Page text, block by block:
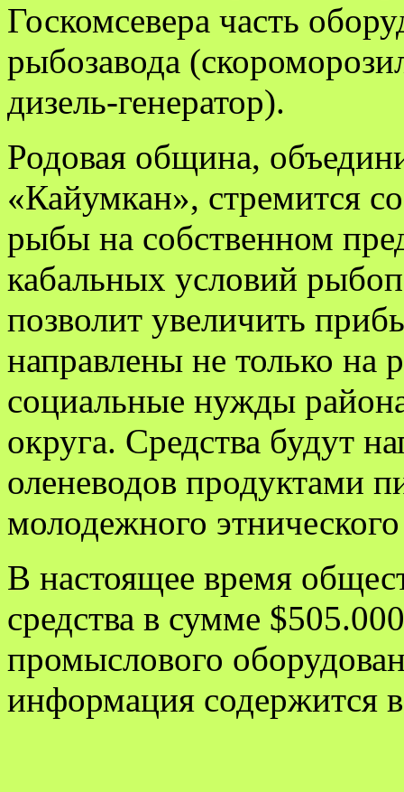
Госкомсевера часть
рыбозавода
дизель-генератор).
Родовая община,
«Кайумкан», стремится
рыбы на собственном
кабальных условий
позволит увеличить
направлены не только
социальные нужды
округа. Средства будут
оленеводов продуктами
молодежного
В настоящее время
средства в сумме
промыслового
информация содержится